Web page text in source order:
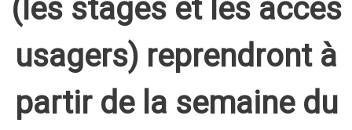
(les stages et les accès
usagers) reprendront à
partir de la semaine du